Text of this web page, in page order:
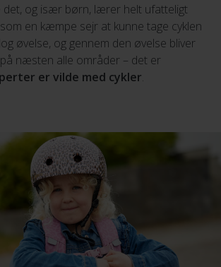
og især børn, lærer helt ufatteligt
en kæmpe sejr at kunne tage cyklen
øvelse, og gennem den øvelse bliver
næsten alle områder – det er
er vilde med cykler.